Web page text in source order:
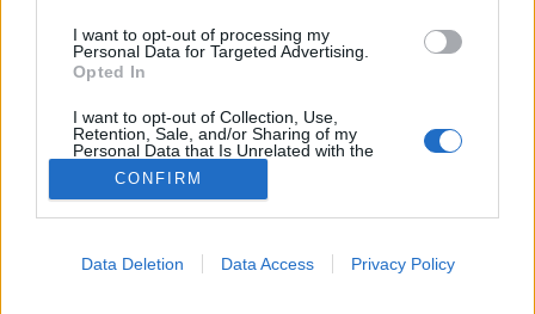
I want to opt-out of processing my
Personal Data for Targeted Advertising.
Opted In
I want to opt-out of Collection, Use,
Retention, Sale, and/or Sharing of my
Personal Data that Is Unrelated with the
Purposes for which it was collected.
Opted Out
CONFIRM
Data Deletion Data Access Privacy Policy